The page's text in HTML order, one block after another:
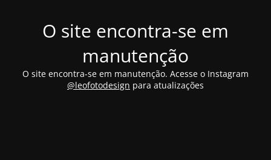
O site encontra-se em
manutenção
O site encontra-se em manutenção. Acesse o Instagram
@leofotodesign para atualizações